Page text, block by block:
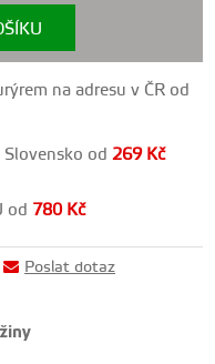
na adresu v ČR od
Slovensko od269 Kč
od 780 Kč
Poslat dotaz